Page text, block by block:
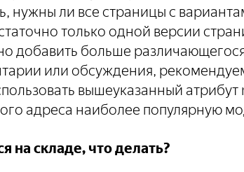
нужны ли все страницы с
только одной версии
добавить больше
или обсуждения,
вышеуказанный
адреса наиболее популярную
на складе, что делать?